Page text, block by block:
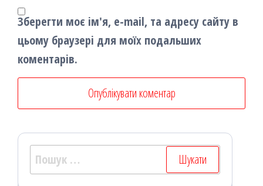
Зберегти моє ім'я, e-mail, та адресу сайту в
цьому браузері для моїх подальших
коментарів.
Пошук: